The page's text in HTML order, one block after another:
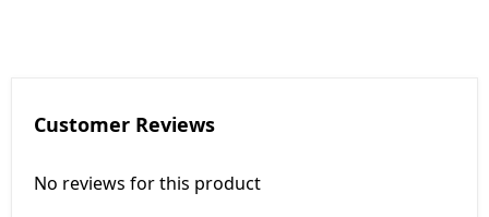
Customer Reviews
No reviews for this product